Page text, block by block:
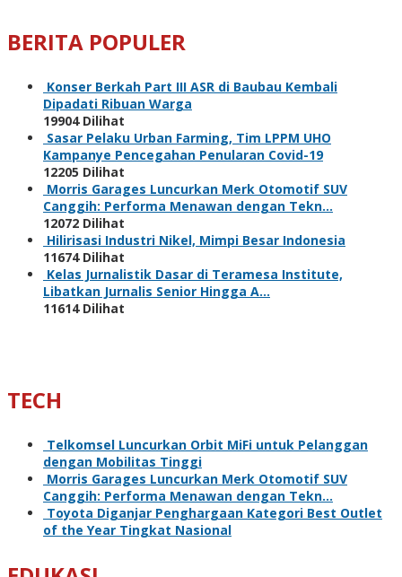
BERITA POPULER
Konser Berkah Part III ASR di Baubau Kembali
Dipadati Ribuan Warga
19904 Dilihat
Sasar Pelaku Urban Farming, Tim LPPM UHO
Kampanye Pencegahan Penularan Covid-19
12205 Dilihat
Morris Garages Luncurkan Merk Otomotif SUV
Canggih: Performa Menawan dengan Tekn…
12072 Dilihat
Hilirisasi Industri Nikel, Mimpi Besar Indonesia
11674 Dilihat
Kelas Jurnalistik Dasar di Teramesa Institute,
Libatkan Jurnalis Senior Hingga A…
11614 Dilihat
TECH
Telkomsel Luncurkan Orbit MiFi untuk Pelanggan
dengan Mobilitas Tinggi
Morris Garages Luncurkan Merk Otomotif SUV
Canggih: Performa Menawan dengan Tekn…
Toyota Diganjar Penghargaan Kategori Best Outlet
of the Year Tingkat Nasional